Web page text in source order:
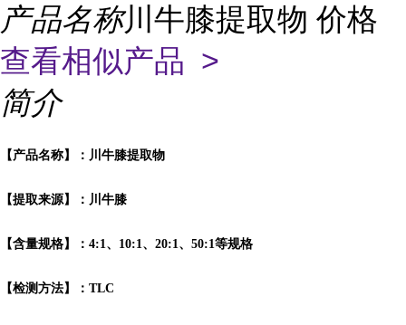
产品名称川牛膝提取物 价格
查看相似产品 >
简介
【产品名称】：川牛膝提取物
【提取来源】：川牛膝
【含量规格】：4:1、10:1、20:1、50:1等规格
【检测方法】：TLC